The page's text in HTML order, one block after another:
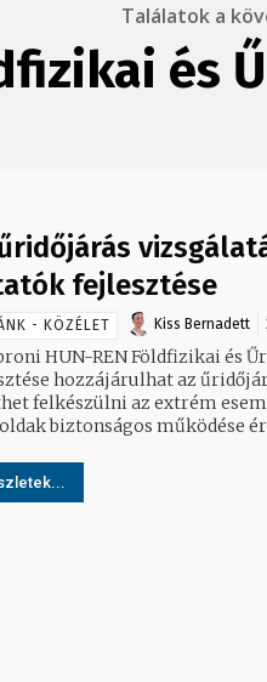
Találatok a
fejlesztése
- KÖZÉLET Kiss Bernadett
HUN-REN Földfizikai és
hozzájárulhat az
felkészülni az extrém eseményekre is. Az
biztonságos működése